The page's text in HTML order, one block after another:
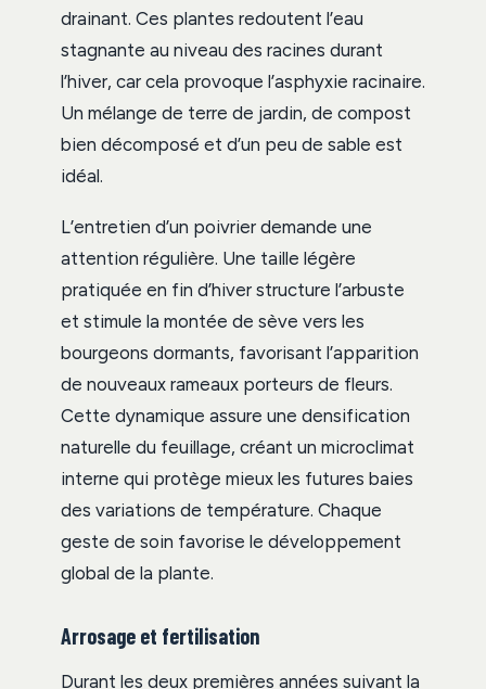
drainant. Ces plantes redoutent l’eau
stagnante au niveau des racines durant
l’hiver, car cela provoque l’asphyxie racinaire.
Un mélange de terre de jardin, de compost
bien décomposé et d’un peu de sable est
idéal.
L’entretien d’un poivrier demande une
attention régulière. Une taille légère
pratiquée en fin d’hiver structure l’arbuste
et stimule la montée de sève vers les
bourgeons dormants, favorisant l’apparition
de nouveaux rameaux porteurs de fleurs.
Cette dynamique assure une densification
naturelle du feuillage, créant un microclimat
interne qui protège mieux les futures baies
des variations de température. Chaque
geste de soin favorise le développement
global de la plante.
Arrosage et fertilisation
Durant les deux premières années suivant la